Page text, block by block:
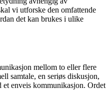
vi utforske den omfattende
det kan brukes i ulike
mellom to eller flere
samtale, en seriøs diskusjon,
et enveis kommunikasjon. Ordet